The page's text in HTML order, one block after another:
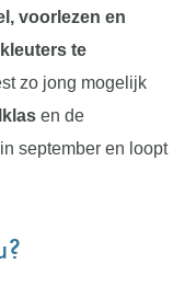
voorlezen en
te
zo jong mogelijk
en de
september en loopt